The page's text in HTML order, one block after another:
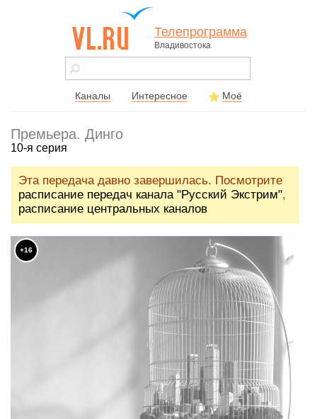
vl.ru - сайт
города
Телепрограмма
Владивостока
Каналы Интересное Моё
Премьера. Динго
10-я серия
Эта передача давно завершилась. Посмотрите
расписание передач канала "Русский Экстрим",
расписание центральных каналов
+16